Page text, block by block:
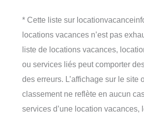
* Cette liste sur
locations vacances n’est pas
liste de locations vacances,
ou services liés peut comporter
des erreurs. L’affichage sur le site
classement ne reflète en aucun
services d’une location vacances,